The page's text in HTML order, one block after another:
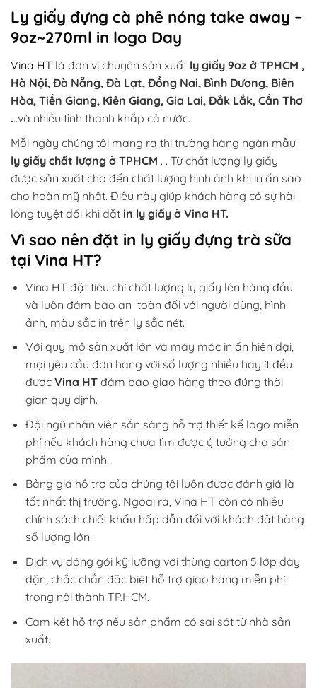
Ly giấy đựng cà phê nóng take away –
9oz~270ml in logo Day
Vina HT là đơn vị chuyên sản xuất ly giấy 9oz ở TPHCM ,
Hà Nội, Đà Nẵng, Đà Lạt, Đồng Nai, Bình Dương, Biên
Hòa, Tiền Giang, Kiên Giang, Gia Lai, Đắk Lắk, Cần Thơ
...và nhiều tỉnh thành khắp cả nước.
Mỗi ngày chúng tôi mang ra thị trường hàng ngàn mẫu
ly giấy chất lượng ở TPHCM . . Từ chất lượng ly giấy
được sản xuất cho đến chất lượng hình ảnh khi in ấn sao
cho hoàn mỹ nhất. Điều này giúp khách hàng có sự hài
lòng tuyệt đối khi đặt in ly giấy ở Vina HT.
Vì sao nên đặt in ly giấy đựng trà sữa
tại Vina HT?
Vina HT đặt tiêu chí chất lượng ly giấy lên hàng đầu
và luôn đảm bảo an toàn đối với người dùng, hình
ảnh, màu sắc in trên ly sắc nét.
Với quy mô sản xuất lớn và máy móc in ấn hiện đại,
mọi yêu cầu đơn hàng với số lượng nhiều hay ít đều
được Vina HT đảm bảo giao hàng theo đúng thời
gian quy định.
Đội ngũ nhân viên sẵn sàng hỗ trợ thiết kế logo miễn
phí nếu khách hàng chưa tìm được ý tưởng cho sản
phẩm của mình.
Bảng giá hỗ trợ của chúng tôi luôn được đánh giá là
tốt nhất thị trường. Ngoài ra, Vina HT còn có nhiều
chính sách chiết khấu hấp dẫn đối với khách đặt hàng
số lượng lớn.
Dịch vụ đóng gói kỹ lưỡng với thùng carton 5 lớp dày
dặn, chắc chắn đặc biệt hỗ trợ giao hàng miễn phí
trong nội thành TP.HCM.
Cam kết hỗ trợ nếu sản phẩm có sai sót từ nhà sản
xuất.